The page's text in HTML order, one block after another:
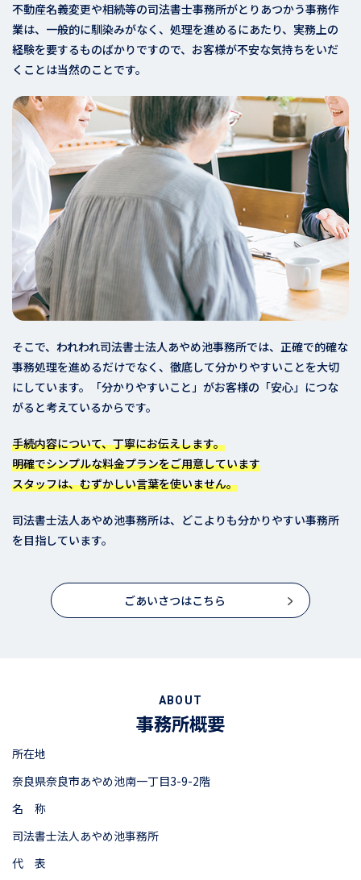
不動産名義変更や相続等の司法書士事務所がとりあつかう事務作
業は、一般的に馴染みがなく、処理を進めるにあたり、実務上の
経験を要するものばかりですので、お客様が不安な気持ちをいだ
くことは当然のことです。
そこで、われわれ司法書士法人あやめ池事務所では、正確で的確な
事務処理を進めるだけでなく、徹底して分かりやすいことを大切
にしています。「分かりやすいこと」がお客様の「安心」につな
がると考えているからです。
手続内容について、丁寧にお伝えします。
明確でシンプルな料金プランをご用意しています
スタッフは、むずかしい言葉を使いません。
司法書士法人あやめ池事務所は、どこよりも分かりやすい事務所
を目指しています。
ごあいさつはこちら
ABOUT
事務所概要
所在地
奈良県奈良市あやめ池南一丁目3-9-2階
名 称
司法書士法人あやめ池事務所
代 表